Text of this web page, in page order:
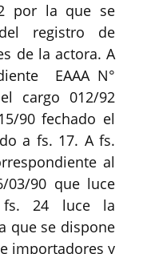
por la que se
registro de
de la actora. A
EAAA N°
cargo 012/92
90 fechado el
a fs. 17. A fs.
al
03/90 que luce
24 luce la
que se dispone
importadores y